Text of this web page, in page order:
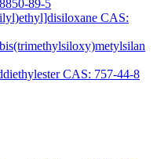
89-5
CAS:
CAS: 757-44-8